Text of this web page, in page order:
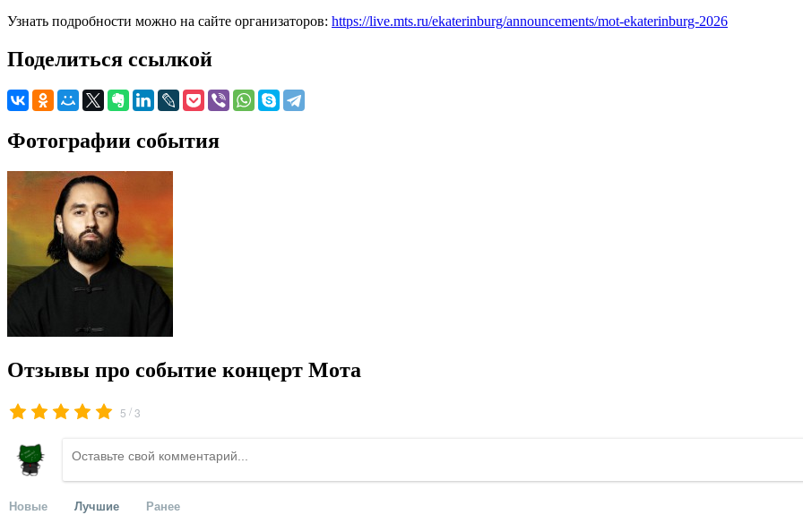
Узнать подробности можно на сайте организаторов: https://live.mts.ru/ekaterinburg/announcements/mot-ekaterinburg-2026
Поделиться ссылкой
Фотографии события
Отзывы про событие концерт Мота
5 /3
Новые Лучшие Ранее